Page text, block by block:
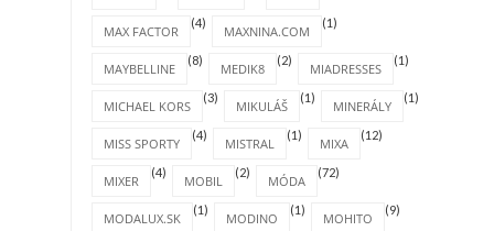
MAX FACTOR
(4)
MAXNINA.COM
(1)
MAYBELLINE
(8)
MEDIK8
(2)
MIADRESSES
(1)
MICHAEL KORS
(3)
MIKULÁŠ
(1)
MINERÁLY
(1)
MISS SPORTY
(4)
MISTRAL
(1)
MIXA
(12)
MIXER
(4)
MOBIL
(2)
MÓDA
(72)
MODALUX.SK
(1)
MODINO
(1)
MOHITO
(9)